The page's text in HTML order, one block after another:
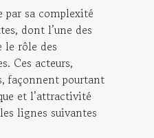
par sa complexité
dont l’une des
le rôle des
Ces acteurs,
façonnent pourtant
et l’attractivité
lignes suivantes